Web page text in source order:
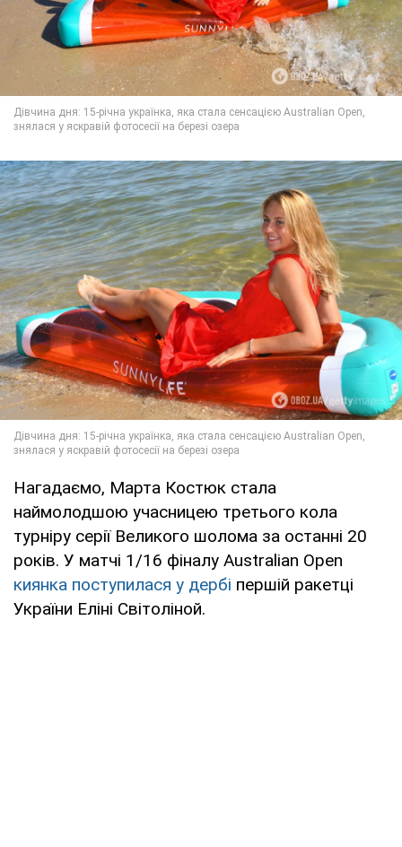
Нагадаємо, Марта Костюк стала
наймолодшою ​​учасницею третього кола
турніру серії Великого шолома за останні 20
років. У матчі 1/16 фіналу Australian Open
киянка поступилася у дербі першій ракетці
України Еліні Світоліной.